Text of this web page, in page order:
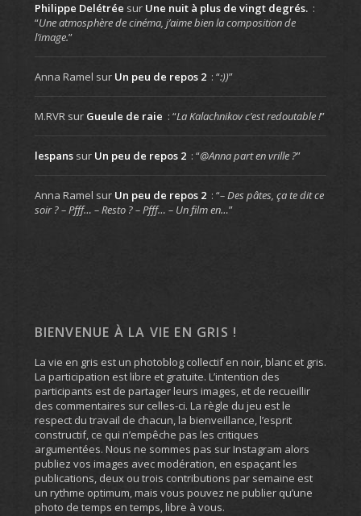
Philippe Delétrée sur Une nuit à plus de vingt degrés. :
“Une atmosphère de cinéma, j’aime bien la composition de
l’image.”
Anna Ramel sur Un peu de repos 2 : “:))”
M.RVRsur Gueule de raie : “La Kalachnikov c’est redoutable !”
lespanssur Un peu de repos 2 : “@Anna part en vrille ?”
Anna Ramel sur Un peu de repos 2 : “– Des pâtes, ça te dit ce
soir ? – Pfff… – Resto ? – Pfff… – Un film en…”
BIENVENUE À LA VIE EN GRIS !
La vie en gris est un photoblog collectif en noir, blanc et gris.
La participation est libre et gratuite. L’intention des
participants est de partager leurs images, et de recueillir
des commentaires sur celles-ci. La règle du jeu est le
respect du travail de chacun, la bienveillance, l’esprit
constructif, ce qui n’empêche pas les critiques
argumentées. Nous ne sommes pas sur Instagram alors
publiez vos images avec modération, en espaçant les
publications, deux ou trois contributions par semaine est
un rythme optimum, mais vous pouvez ne publier qu’une
photo de temps en temps, libre à vous.